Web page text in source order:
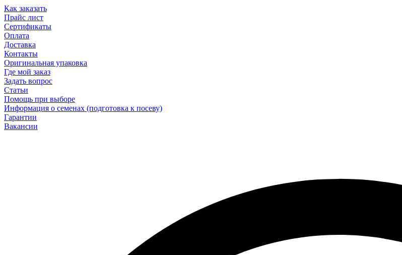
Как заказать
Прайс лист
Сертификаты
Оплата
Доставка
Контакты
Оригинальная упаковка
Где мой заказ
Задать вопрос
Статьи
Помощь при выборе
Информация о семенах (подготовка к посеву)
Гарантии
Вакансии